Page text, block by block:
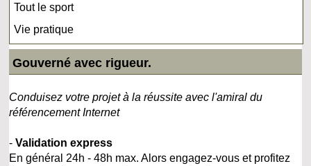
Tout le sport
Vie pratique
Gouverné avec rigueur.
Conduisez votre projet à la réussite avec l'amiral du
référencement Internet
-Validation express
En général 24h - 48h max. Alors engagez-vous et profitez